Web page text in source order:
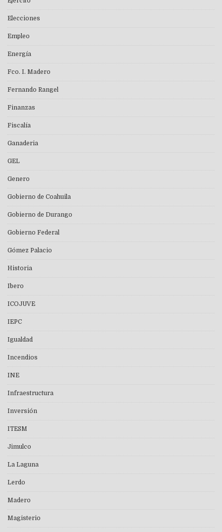
Elecciones
Empleo
Energía
Fco. I. Madero
Fernando Rangel
Finanzas
Fiscalía
Ganaderia
GEL
Genero
Gobierno de Coahuila
Gobierno de Durango
Gobierno Federal
Gómez Palacio
Historia
Ibero
ICOJUVE
IEPC
Igualdad
Incendios
INE
Infraestructura
Inversión
ITESM
Jimulco
La Laguna
Lerdo
Madero
Magisterio